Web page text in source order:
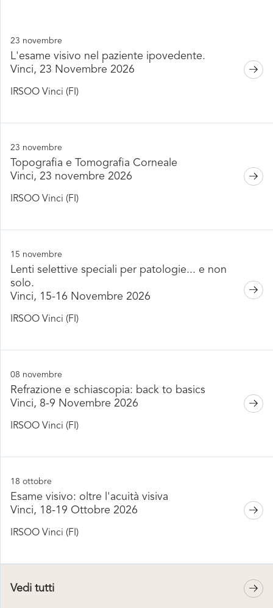
23 novembre
L'esame visivo nel paziente ipovedente.
Vinci, 23 Novembre 2026
IRSOO Vinci (FI)
23 novembre
Topografia e Tomografia Corneale
Vinci, 23 novembre 2026
IRSOO Vinci (FI)
15 novembre
Lenti selettive speciali per patologie... e non
solo.
Vinci, 15-16 Novembre 2026
IRSOO Vinci (FI)
08 novembre
Refrazione e schiascopia: back to basics
Vinci, 8-9 Novembre 2026
IRSOO Vinci (FI)
18 ottobre
Esame visivo: oltre l'acuità visiva
Vinci, 18-19 Ottobre 2026
IRSOO Vinci (FI)
Vedi tutti